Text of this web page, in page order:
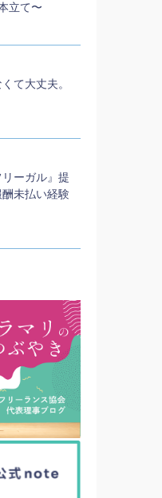
⽴て〜
て大丈夫。
ーガル』提
未払い経験